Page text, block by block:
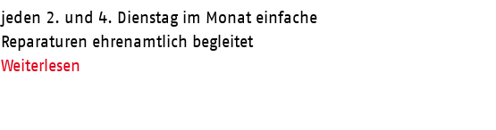
jeden 2. und 4. Dienstag im Monat einfache
Reparaturen ehrenamtlich begleitet
Weiterlesen